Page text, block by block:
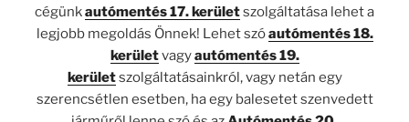
cégünkautómentés 17. kerületszolgáltatása lehet a
legjobb megoldás Önnek! Lehet szóautómentés 18.
kerületvagyautómentés 19.
kerületszolgáltatásainkról, vagy netán egy
szerencsétlen esetben, ha egy balesetet szenvedett